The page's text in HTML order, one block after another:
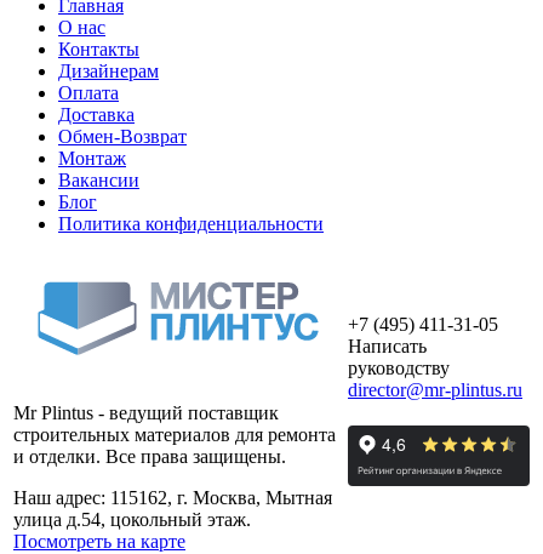
Главная
О нас
Контакты
Дизайнерам
Оплата
Доставка
Обмен-Возврат
Монтаж
Вакансии
Блог
Политика конфиденциальности
Mr Plintus - ведущий поставщик
строительных материалов для ремонта
и отделки. Все права защищены.
Наш адрес: 115162, г. Москва, Мытная
улица д.54, цокольный этаж.
Посмотреть на карте
+7 (495) 411-31-05
Написать
руководству
director@mr-plintus.ru